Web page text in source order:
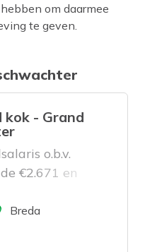
om daarmee
te geven.
- Grand
o.b.v.
€2.671 en
Breda